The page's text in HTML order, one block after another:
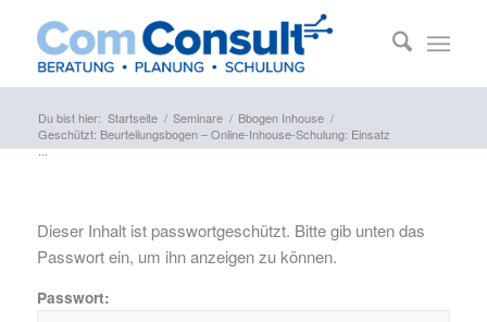
Du bist hier: Startseite / Seminare / Bbogen Inhouse /
Geschützt: Beurteilungsbogen – Online-Inhouse-Schulung: Einsatz
...
Dieser Inhalt ist passwortgeschützt. Bitte gib unten das
Passwort ein, um ihn anzeigen zu können.
Passwort: